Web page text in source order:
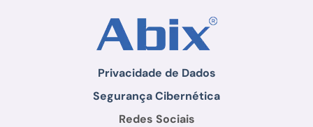
Privacidade de Dados
Segurança Cibernética
Redes Sociais